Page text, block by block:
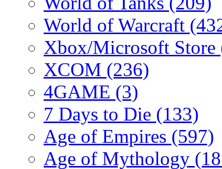
World of Warcraft
Xbox/Microsoft Store
XCOM (236)
4GAME (3)
7 Days to Die (133)
Age of Empires (597)
Age of Mythology